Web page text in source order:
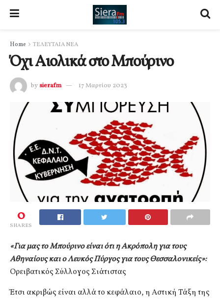
Home ΤΕΛΕΥΤΑΙΑ ΝΕΑ
Όχι Αιολικά στο Μπούρινο
by sierafm 17 Μαρτίου 2023
0
SHARES
«Για μας το Μπούρινο είναι ότι η Ακρόπολη για τους
Αθηναίους και ο Λευκός Πύργος για τους Θεσσαλονικείς»:
Ορειβατικός Σύλλογος Σιάτιστας
Έτσι ακριβώς είναι αλλά το κεφάλαιο, η Αστική Τάξη της